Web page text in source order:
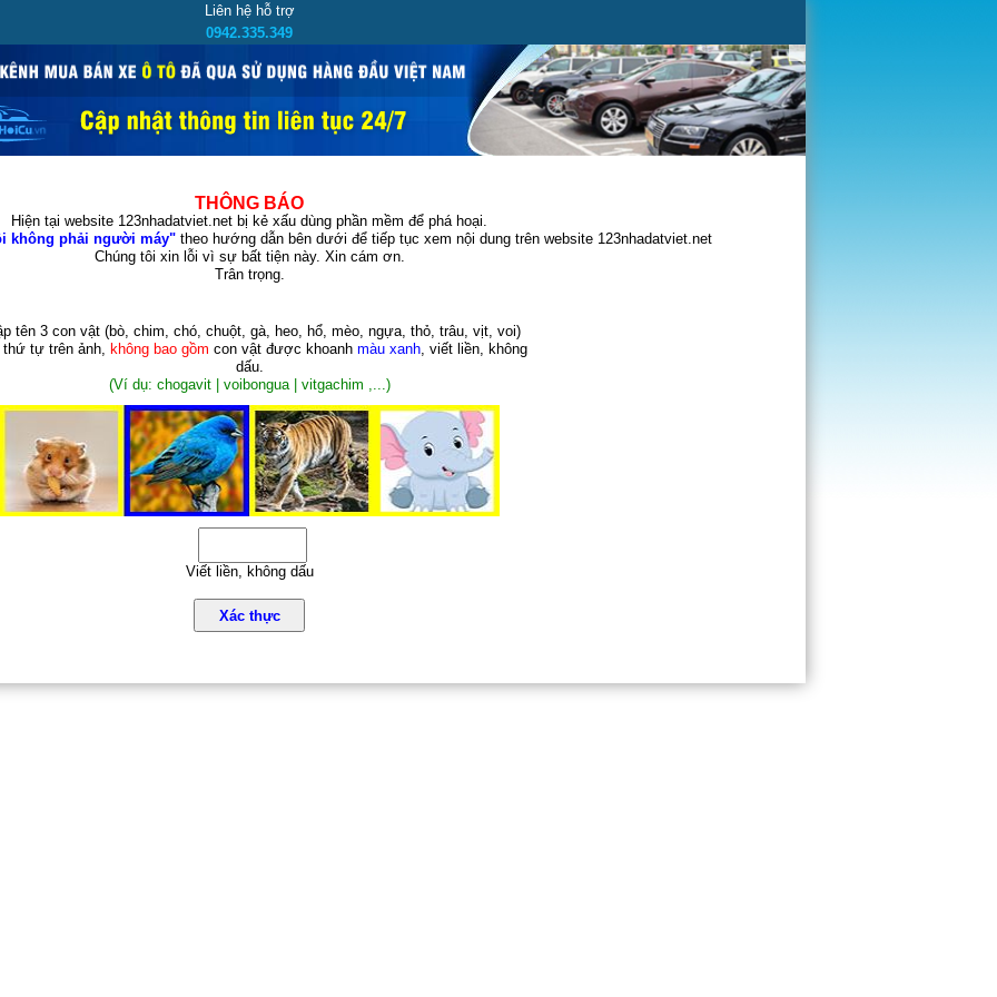
Liên hệ hỗ trợ
0942.335.349
THÔNG BÁO
Hiện tại website 123nhadatviet.net bị kẻ xấu dùng phần mềm để phá hoại.
không phải người máy"theo hướng dẫn bên dưới để tiếp tục xem nội dung trên website 123nhadatviet.net
Chúng tôi xin lỗi vì sự bất tiện này. Xin cám ơn.
Trân trọng.
tên 3 con vật (bò, chim, chó, chuột, gà, heo, hổ, mèo, ngựa, thỏ, trâu, vịt, voi)
thứ tự trên ảnh, không bao gồm con vật được khoanh màu xanh, viết liền, không
dấu.
(Ví dụ: chogavit | voibongua | vitgachim ,...)
Viết liền, không dấu
Xác thực